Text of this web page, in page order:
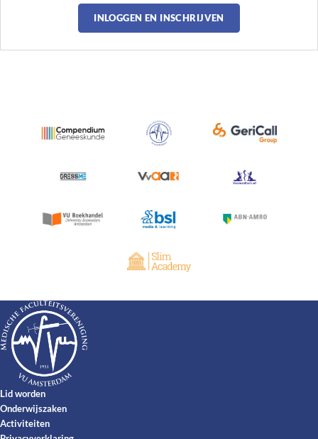
INLOGGEN EN INSCHRIJVEN
Lid worden
Onderwijszaken
Activiteiten